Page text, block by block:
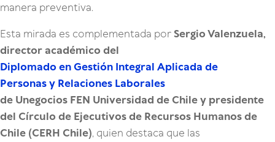
manera preventiva.
Esta mirada es complementada porSergio Valenzuela,
director académico del
Diplomado en Gestión Integral Aplicada de
Personas y Relaciones Laborales
de Unegocios FEN Universidad de Chile y presidente
del Círculo de Ejecutivos de Recursos Humanos de
Chile (CERH Chile), quien destaca que las